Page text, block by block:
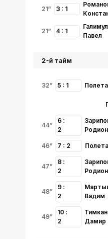
21” 3 : 1
21” 4 : 1
Павел
32” 5 : 1
44”
6 :
2
Родион
46” 7 : 2
47”
8 :
2
Родион
48”
9 :
2
Вадим
49”
10 :
2
Дамир
2-й тайм